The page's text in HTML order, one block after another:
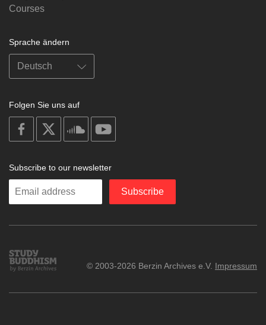
Courses
Sprache ändern
Folgen Sie uns auf
on
facebook
soundcloud
Subscribe to our newsletter
Enter
Subscribe
Study
Buddhism
© 2003-2026 Berzin Archives e.V. Impressum